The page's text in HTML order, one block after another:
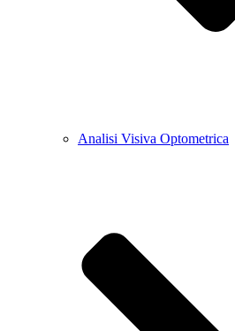
Analisi Visiva Optometrica